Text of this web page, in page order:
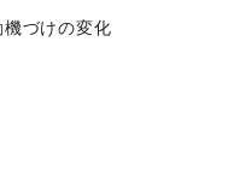
づけの変化